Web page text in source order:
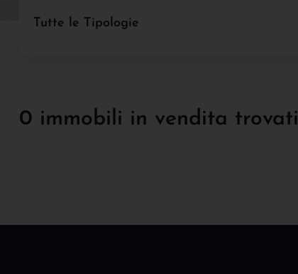
Tutte le Tipologie
0 immobili in vendita trovati